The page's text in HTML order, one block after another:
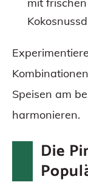
Speisen am
harmonieren.
Die